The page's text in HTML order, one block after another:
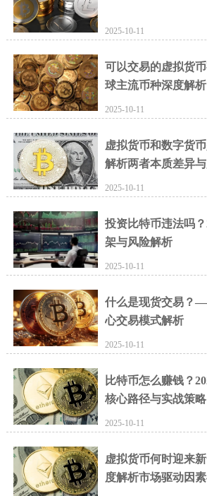
2025-10-11
可以交易的虚拟货
球主流币种深度解析
2025-10-11
虚拟货币和数字货
解析两者本质差异
2025-10-11
投资比特币违法吗
架与风险解析
2025-10-11
什么是现货交易？
心交易模式解析
2025-10-11
比特币怎么赚钱？
核心路径与实战策略
2025-10-11
虚拟货币何时迎来
度解析市场驱动因